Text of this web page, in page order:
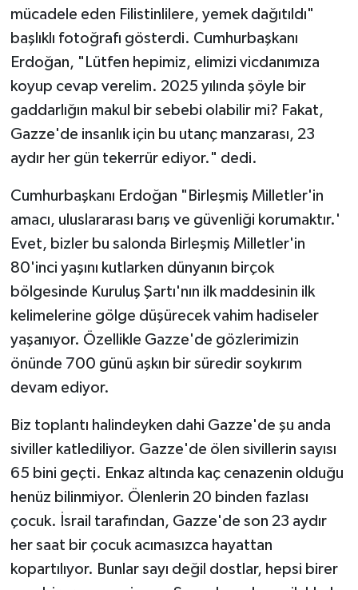
mücadele eden Filistinlilere, yemek dağıtıldı"
başlıklı fotoğrafı gösterdi. Cumhurbaşkanı
Erdoğan, "Lütfen hepimiz, elimizi vicdanımıza
koyup cevap verelim. 2025 yılında şöyle bir
gaddarlığın makul bir sebebi olabilir mi? Fakat,
Gazze'de insanlık için bu utanç manzarası, 23
aydır her gün tekerrür ediyor." dedi.
Cumhurbaşkanı Erdoğan "Birleşmiş Milletler'in
amacı, uluslararası barış ve güvenliği korumaktır.'
Evet, bizler bu salonda Birleşmiş Milletler'in
80'inci yaşını kutlarken dünyanın birçok
bölgesinde Kuruluş Şartı'nın ilk maddesinin ilk
kelimelerine gölge düşürecek vahim hadiseler
yaşanıyor. Özellikle Gazze'de gözlerimizin
önünde 700 günü aşkın bir süredir soykırım
devam ediyor.
Biz toplantı halindeyken dahi Gazze'de şu anda
siviller katlediliyor. Gazze'de ölen sivillerin sayısı
65 bini geçti. Enkaz altında kaç cenazenin olduğu
henüz bilinmiyor. Ölenlerin 20 binden fazlası
çocuk. İsrail tarafından, Gazze'de son 23 aydır
her saat bir çocuk acımasızca hayattan
kopartılıyor. Bunlar sayı değil dostlar, hepsi birer